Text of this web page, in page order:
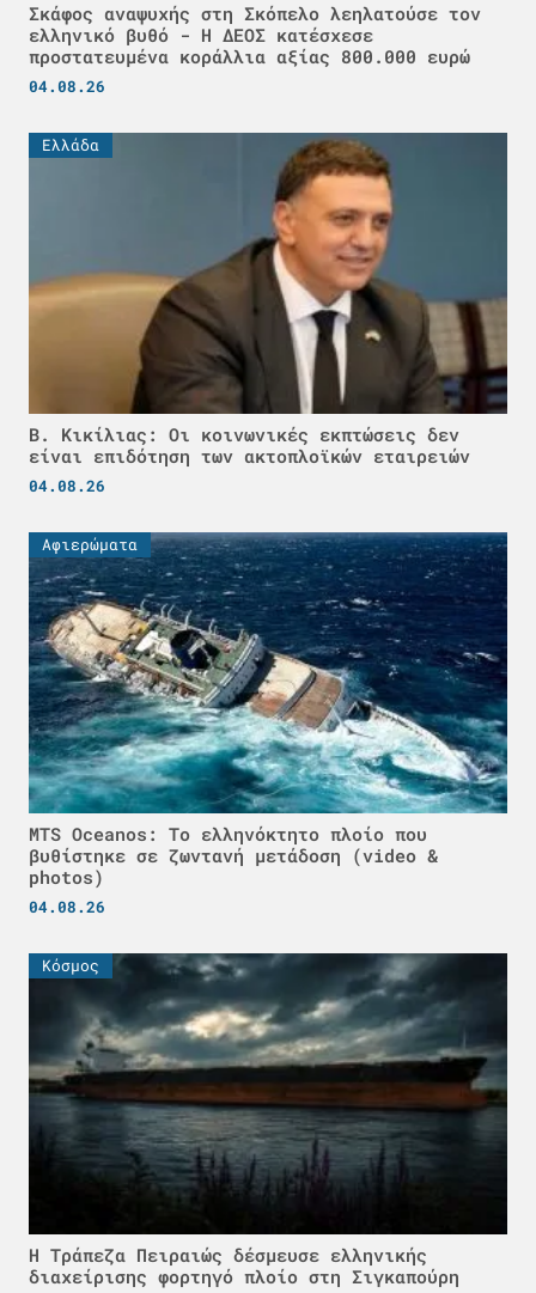
Σκάφος αναψυχής στη Σκόπελο λεηλατούσε τον
ελληνικό βυθό - H ΔΕΟΣ κατέσχεσε
προστατευμένα κοράλλια αξίας 800.000 ευρώ
04.08.26
Ελλάδα
Β. Κικίλιας: Οι κοινωνικές εκπτώσεις δεν
είναι επιδότηση των ακτοπλοϊκών εταιρειών
04.08.26
Αφιερώματα
MTS Oceanos: Το ελληνόκτητο πλοίο που
βυθίστηκε σε ζωντανή μετάδοση (video &
photos)
04.08.26
Κόσμος
Η Τράπεζα Πειραιώς δέσμευσε ελληνικής
διαχείρισης φορτηγό πλοίο στη Σιγκαπούρη